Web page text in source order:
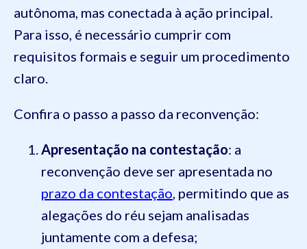
autônoma, mas conectada à ação principal.
Para isso, é necessário cumprir com
requisitos formais e seguir um procedimento
claro.
Confira o passo a passo da reconvenção:
Apresentação na contestação: a
reconvenção deve ser apresentada no
prazo da contestação , permitindo que as
alegações do réu sejam analisadas
juntamente com a defesa;